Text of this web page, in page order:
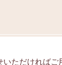
ただければご